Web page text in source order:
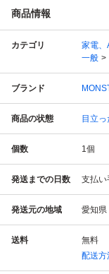
商品情報
カテゴリ 家電、
一般
ブランド
商品の状態 目立
個数 1個
発送までの日数 支払い
発送元の地域 愛知県
送料
無料
配送方